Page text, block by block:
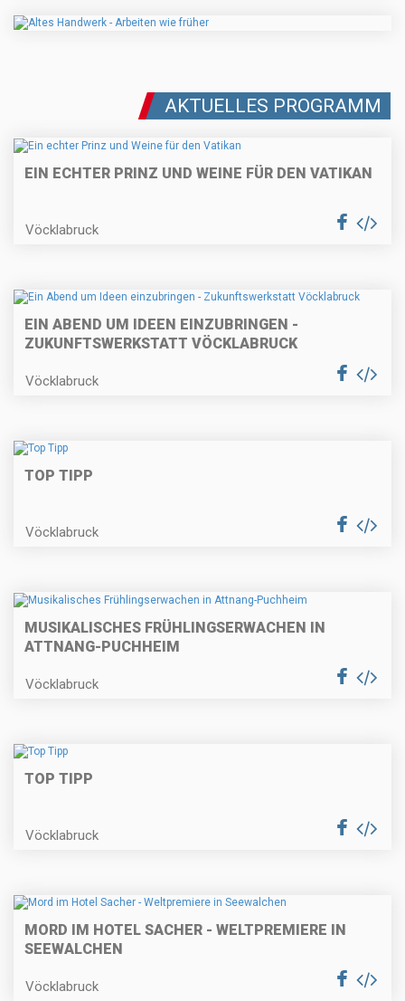
AKTUELLES PROGRAMM
EIN ECHTER PRINZ UND WEINE FÜR DEN VATIKAN
Vöcklabruck
EIN ABEND UM IDEEN EINZUBRINGEN -
ZUKUNFTSWERKSTATT VÖCKLABRUCK
Vöcklabruck
TOP TIPP
Vöcklabruck
MUSIKALISCHES FRÜHLINGSERWACHEN IN
ATTNANG-PUCHHEIM
Vöcklabruck
TOP TIPP
Vöcklabruck
MORD IM HOTEL SACHER - WELTPREMIERE IN
SEEWALCHEN
Vöcklabruck